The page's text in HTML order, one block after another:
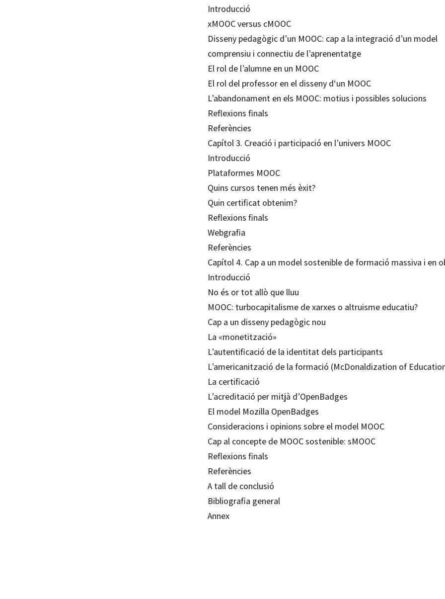
Introducció
xMOOC versus cMOOC
Disseny pedagògic d’un MOOC: cap a la integració d’un model
comprensiu i connectiu de l’aprenentatge
El rol de l’alumne en un MOOC
El rol del professor en el disseny d‘un MOOC
L’abandonament en els MOOC: motius i possibles solucions
Reflexions finals
Referències
Capítol 3. Creació i participació en l’univers MOOC
Introducció
Plataformes MOOC
Quins cursos tenen més èxit?
Quin certificat obtenim?
Reflexions finals
Webgrafia
Referències
Capítol 4. Cap a un model sostenible de formació massiva i en
Introducció
No és or tot allò que lluu
MOOC: turbocapitalisme de xarxes o altruisme educatiu?
Cap a un disseny pedagògic nou
La «monetització»
L’autentificació de la identitat dels participants
L’americanització de la formació (McDonaldization of
La certificació
L’acreditació per mitjà d’OpenBadges
El model Mozilla OpenBadges
Consideracions i opinions sobre el model MOOC
Cap al concepte de MOOC sostenible: sMOOC
Reflexions finals
Referències
A tall de conclusió
Bibliografia general
Annex